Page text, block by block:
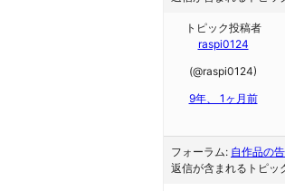
トピック投稿者
raspi0124
(@raspi0124)
9年、 1ヶ月前
フォーラム: 自作品の
返信が含まれるトピッ